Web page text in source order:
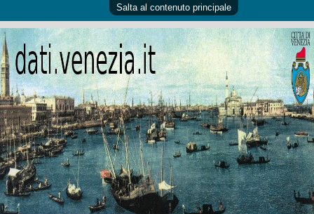
Salta al contenuto principale